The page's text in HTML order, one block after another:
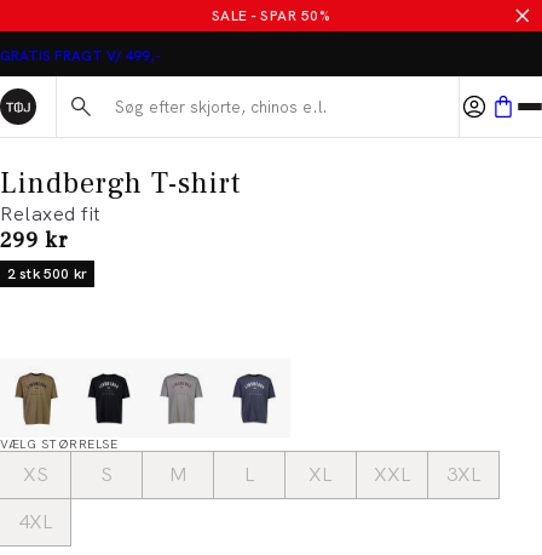
SALE - SPAR 50%
GRATIS FRAGT V/ 499,-
Søg her...
Lindbergh T-shirt
Relaxed fit
I alt (inkl. rabat)
299 kr
2 stk 500 kr
VÆLG STØRRELSE
XS S M L XL XXL
3XL
4XL